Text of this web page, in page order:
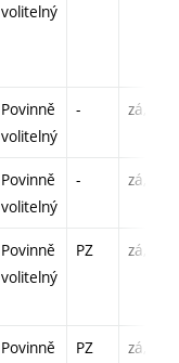
volitelný
Povinně
volitelný
- zá,zk
Povinně
volitelný
- zá,zk
Povinně
volitelný
PZ zá,zk
Povinně
PZ zá,zk